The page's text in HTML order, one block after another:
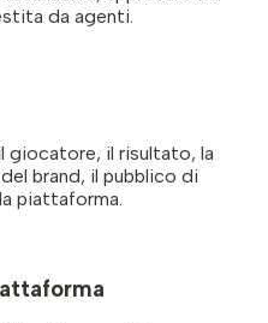
da agenti.
giocatore, il risultato, la
brand, il pubblico di
piattaforma.